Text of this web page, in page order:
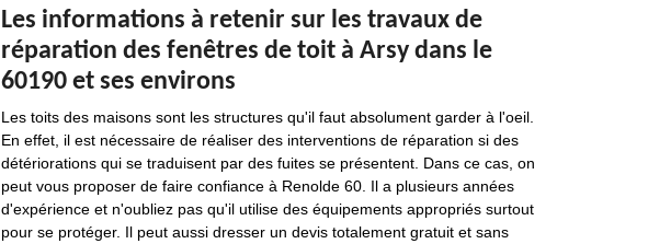
Les informations à retenir sur les travaux de
réparation des fenêtres de toit à Arsy dans le
60190 et ses environs
Les toits des maisons sont les structures qu'il faut absolument garder à l'oeil.
En effet, il est nécessaire de réaliser des interventions de réparation si des
détériorations qui se traduisent par des fuites se présentent. Dans ce cas, on
peut vous proposer de faire confiance à Renolde 60. Il a plusieurs années
d'expérience et n'oubliez pas qu'il utilise des équipements appropriés surtout
pour se protéger. Il peut aussi dresser un devis totalement gratuit et sans